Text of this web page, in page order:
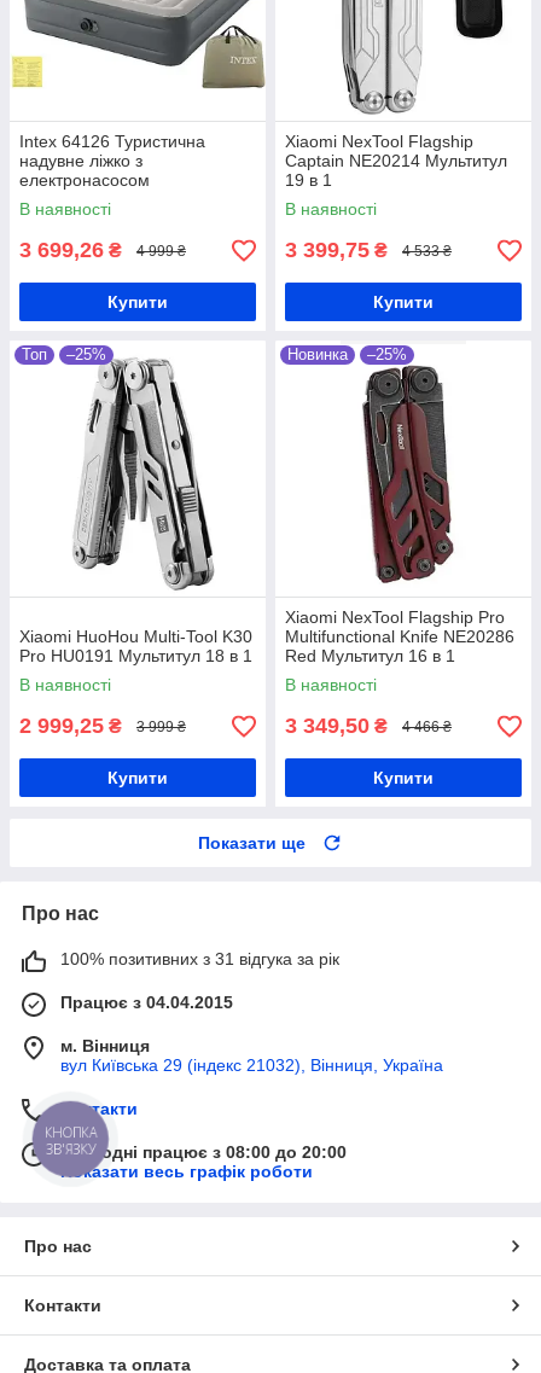
Intex 64126 Туристична
надувне ліжко з
електронасосом
В наявності
3 699,26 ₴ 4 999 ₴
Купити
Xiaomi NexTool Flagship
Captain NE20214 Мультитул
19 в 1
В наявності
3 399,75 ₴ 4 533 ₴
Купити
Топ –25%
Xiaomi HuoHou Multi-Tool K30
Pro HU0191 Мультитул 18 в 1
В наявності
2 999,25 ₴ 3 999 ₴
Купити
Новинка –25%
Xiaomi NexTool Flagship Pro
Multifunctional Knife NE20286
Red Мультитул 16 в 1
В наявності
3 349,50 ₴ 4 466 ₴
Купити
Показати ще
Про нас
100% позитивних з 31 відгука за рік
Працює з 04.04.2015
м. Вінниця
вул Київська 29 (індекс 21032), Вінниця, Україна
Контакти
Сьогодні працює з 08:00 до 20:00
Показати весь графік роботи
Про нас
Контакти
Доставка та оплата
КНОПКА
ЗВ'ЯЗКУ